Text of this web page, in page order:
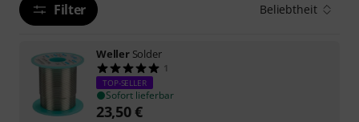
Filter Beliebtheit
Weller Solder
1
TOP-SELLER
Sofort lieferbar
23,50€